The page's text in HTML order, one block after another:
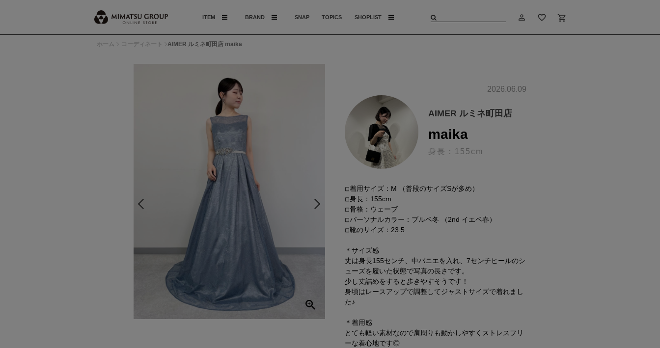
ITEM BRAND SNAP TOPICS SHOPLIST person_outline favorite_border shopping_cart
ホーム コーディネート AIMER ルミネ町田店 maika
2026.06.09
AIMER ルミネ町田店
maika
身長：155cm
◽︎着用サイズ：M （普段のサイズSが多め）
◽︎身長：155cm
◽︎骨格：ウェーブ
◽︎パーソナルカラー：ブルベ冬 （2nd イエベ春）
◽︎靴のサイズ：23.5
＊サイズ感
丈は身長155センチ、中パニエを入れ、7センチヒールのシ
ューズを履いた状態で写真の長さです。
少し丈詰めをすると歩きやすそうです！
身頃はレースアップで調整してジャストサイズで着れまし
た♪
＊着用感
とても軽い素材なので肩周りも動かしやすくストレスフリ
ーな着心地です◎